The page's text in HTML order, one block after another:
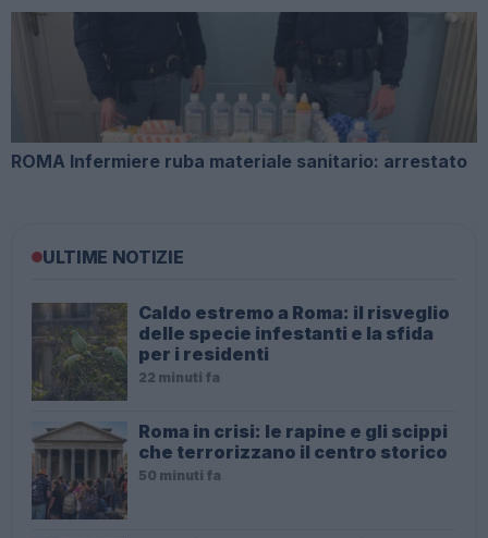
ROMA Infermiere ruba materiale sanitario: arrestato
ULTIME NOTIZIE
Caldo estremo a Roma: il risveglio
delle specie infestanti e la sfida
per i residenti
22 minuti fa
Roma in crisi: le rapine e gli scippi
che terrorizzano il centro storico
50 minuti fa